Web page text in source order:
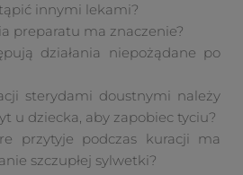
innymi lekami?
preparatu ma znaczenie?
działania niepożądane po
sterydami doustnymi należy
u dziecka, aby zapobiec tyciu?
przytyje podczas kuracji ma
szczupłej sylwetki?